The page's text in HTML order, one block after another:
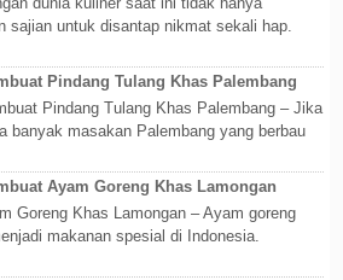
sajian untuk disantap nikmat sekali hap.
Pindang Tulang Khas Palembang
Pindang Tulang Khas Palembang – Jika
banyak masakan Palembang yang berbau
Ayam Goreng Khas Lamongan
Goreng Khas Lamongan – Ayam goreng
makanan spesial di Indonesia.